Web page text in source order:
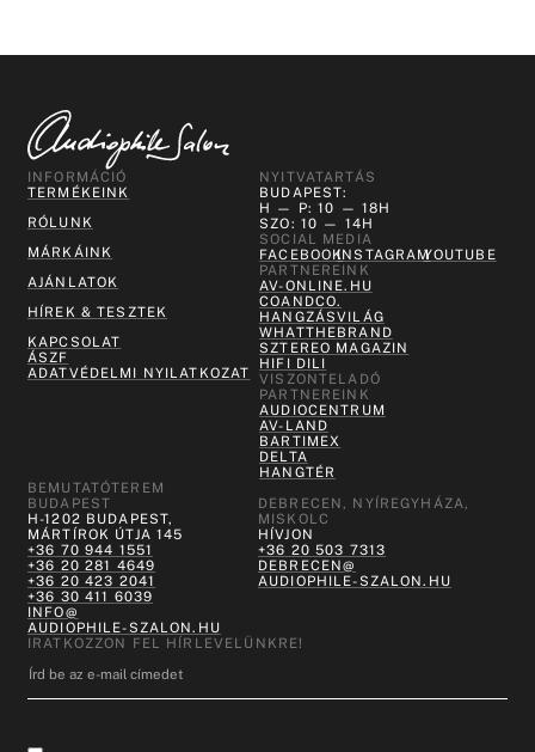
INFORMÁCIÓ
TERMÉKEINK
RÓLUNK
MÁRKÁINK
AJÁNLATOK
HÍREK & TESZTEK
KAPCSOLAT
ÁSZF
ADATVÉDELMI NYILATKOZAT
NYITVATARTÁS
BUDAPEST:
H — P: 10 — 18H
SZO: 10 — 14H
SOCIAL MEDIA
FACEBOOKINSTAGRAMYOUTUBE
PARTNEREINK
AV-ONLINE.HU
COANDCO.
HANGZÁSVILÁG
WHATTHEBRAND
SZTEREO MAGAZIN
HIFI DILI
VISZONTELADÓ
PARTNEREINK
AUDIOCENTRUM
AV-LAND
BARTIMEX
DELTA
HANGTÉR
BEMUTATÓTEREM
BUDAPEST
H-1202 BUDAPEST,
MÁRTÍROK ÚTJA 145
+36 70 944 1551
+36 20 281 4649
+36 20 423 2041
+36 30 411 6039
INFO@
AUDIOPHILE-SZALON.HU
DEBRECEN, NYÍREGYHÁZA,
MISKOLC
HÍVJON
+36 20 503 7313
DEBRECEN@
AUDIOPHILE-SZALON.HU
IRATKOZZON FEL HÍRLEVELÜNKRE!